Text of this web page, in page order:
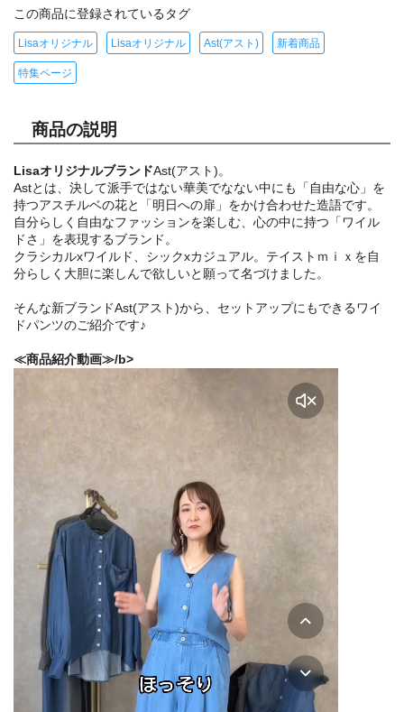
この商品に登録されているタグ
Lisaオリジナル Lisaオリジナル Ast(アスト) 新着商品
特集ページ
商品の説明
LisaオリジナルブランドAst(アスト)。
Astとは、決して派手ではない華美でなない中にも「自由な心」を
持つアスチルベの花と「明日への扉」をかけ合わせた造語です。
自分らしく自由なファッションを楽しむ、心の中に持つ「ワイル
ドさ」を表現するブランド。
クラシカルxワイルド、シックxカジュアル。テイストｍｉｘを自
分らしく大胆に楽しんで欲しいと願って名づけました。
そんな新ブランドAst(アスト)から、セットアップにもできるワイ
ドパンツのご紹介です♪
≪商品紹介動画≫/b>